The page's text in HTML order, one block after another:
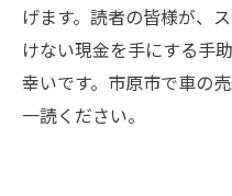
げます。読者の皆様が、
けない現金を手にする手
幸いです。市原市で車の
一読ください。